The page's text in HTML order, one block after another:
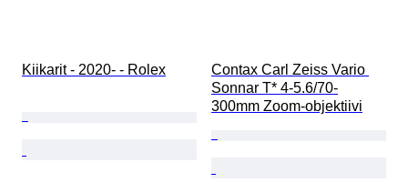
Kiikarit - 2020- - Rolex
Contax Carl Zeiss Vario
Sonnar T* 4-5.6/70-
300mm Zoom-objektiivi